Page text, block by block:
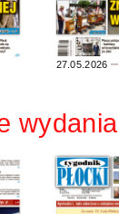
27.05.2026
wydania